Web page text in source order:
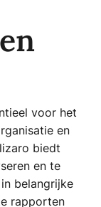
voor het
en
biedt
en te
belangrijke
rapporten